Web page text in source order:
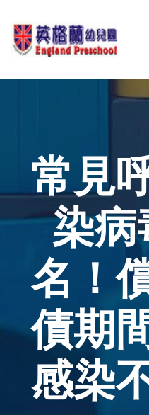
常見
染病
名！
債期
感染